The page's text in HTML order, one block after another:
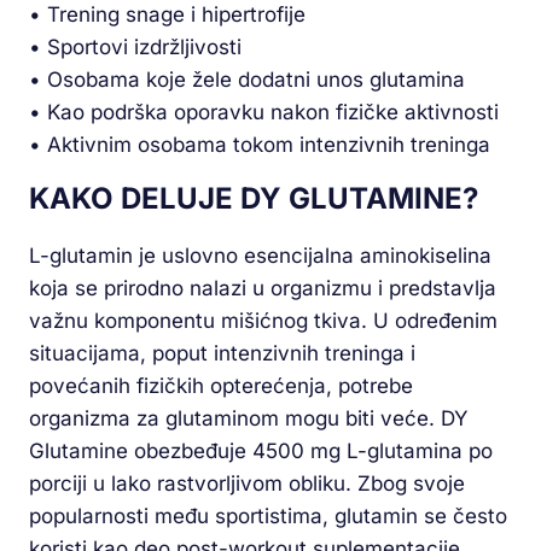
• Trening snage i hipertrofije
• Sportovi izdržljivosti
• Osobama koje žele dodatni unos glutamina
• Kao podrška oporavku nakon fizičke aktivnosti
• Aktivnim osobama tokom intenzivnih treninga
KAKO DELUJE DY GLUTAMINE?
L-glutamin je uslovno esencijalna aminokiselina
koja se prirodno nalazi u organizmu i predstavlja
važnu komponentu mišićnog tkiva. U određenim
situacijama, poput intenzivnih treninga i
povećanih fizičkih opterećenja, potrebe
organizma za glutaminom mogu biti veće. DY
Glutamine obezbeđuje 4500 mg L-glutamina po
porciji u lako rastvorljivom obliku. Zbog svoje
popularnosti među sportistima, glutamin se često